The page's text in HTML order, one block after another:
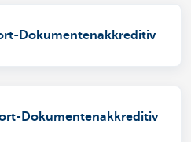
Dokumentenakkreditiv
Dokumentenakkreditiv